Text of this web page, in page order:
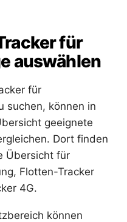
für
auswählen
für
suchen, können in
geeignete
Dort finden
Übersicht für
Flotten-Tracker
4G.
können